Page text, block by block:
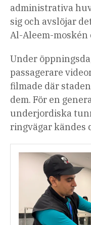
administrativa
sig och avslöjar
Al-Aleem-moskén
Under
passagerare
filmade där
dem. För en
underjordiska
ringvägar kändes